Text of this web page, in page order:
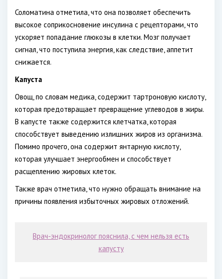
Соломатина отметила, что она позволяет обеспечить
высокое соприкосновение инсулина с рецепторами, что
ускоряет попадание глюкозы в клетки. Мозг получает
сигнал, что поступила энергия, как следствие, аппетит
снижается.
Капуста
Овощ, по словам медика, содержит тартроновую кислоту,
которая предотвращает превращение углеводов в жиры.
В капусте также содержится клетчатка, которая
способствует выведению излишних жиров из организма.
Помимо прочего, она содержит янтарную кислоту,
которая улучшает энергообмен и способствует
расщеплению жировых клеток.
Также врач отметила, что нужно обращать внимание на
причины появления избыточных жировых отложений.
Врач-эндокринолог пояснила, с чем нельзя есть
капусту